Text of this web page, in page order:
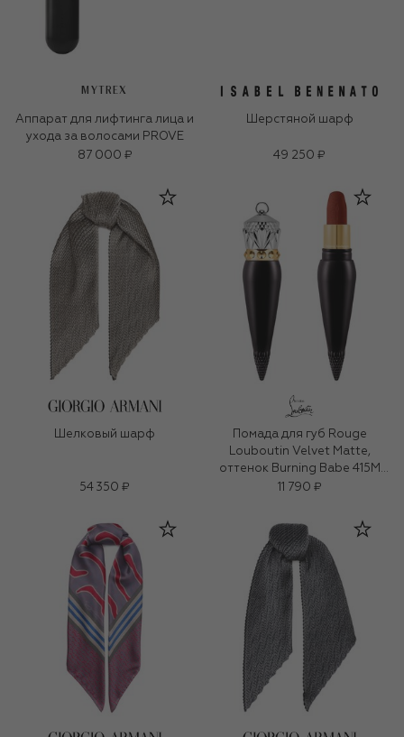
MYTREX
Аппарат для лифтинга лица и
ухода за волосами PROVE
87 000 ₽
Шерстяной шарф
49 250 ₽
Шелковый шарф
54 350 ₽
Помада для губ Rouge
Louboutin Velvet Matte,
оттенок Burning Babe 415M
(3,8g)
11 790 ₽